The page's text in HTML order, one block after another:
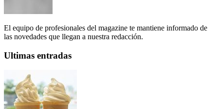
El equipo de profesionales del magazine te mantiene informado de
las novedades que llegan a nuestra redacción.
Ultimas entradas